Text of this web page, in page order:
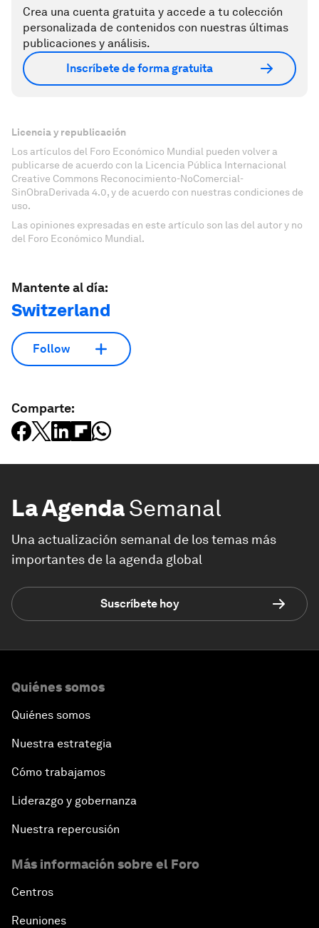
Crea una cuenta gratuita y accede a tu colección
personalizada de contenidos con nuestras últimas
publicaciones y análisis.
Inscríbete de forma gratuita
Licencia y republicación
Los artículos del Foro Económico Mundial pueden volver a
publicarse de acuerdo con la Licencia Pública Internacional
Creative Commons Reconocimiento-NoComercial-
SinObraDerivada 4.0, y de acuerdo con nuestras condiciones de
uso.
Las opiniones expresadas en este artículo son las del autor y no
del Foro Económico Mundial.
Mantente al día:
Switzerland
Follow
Comparte:
La AgendaSemanal
Una actualización semanal de los temas más
importantes de la agenda global
Suscríbete hoy
Quiénes somos
Quiénes somos
Nuestra estrategia
Cómo trabajamos
Liderazgo y gobernanza
Nuestra repercusión
Más información sobre el Foro
Centros
Reuniones